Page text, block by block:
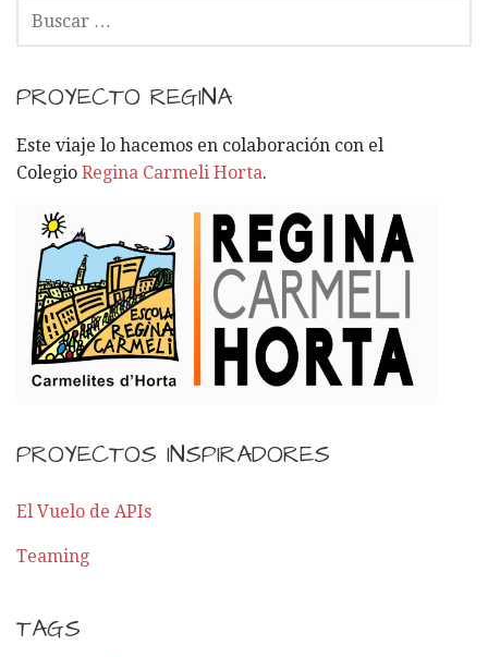
C
R
:
PROYECTO REGINA
Este viaje lo hacemos en colaboración con el
Colegio Regina Carmeli Horta.
PROYECTOS INSPIRADORES
El Vuelo de APIs
Teaming
TAGS